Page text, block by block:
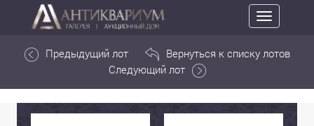
Toggle
navigation
Предыдущий лот
Вернуться к списку лотов
Следующий лот